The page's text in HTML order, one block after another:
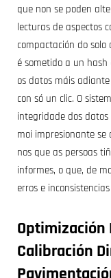
que non se poden
lecturas de aspectos
compactación do
é sometido a un
os datos máis
con só un clic. O
integridade dos
moi impresionante se
nos que as persoas
informes, o que, de
erros e
Optimización
Calibración